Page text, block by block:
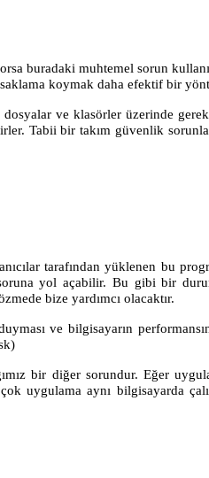
buradaki muhtemel sorun
koymak daha efektif bir
ve klasörler üzerinde
Tabii bir takım güvenlik
tarafından yüklenen bu
yol açabilir. Bu gibi bir
bize yardımcı olacaktır.
ve bilgisayarın
bir diğer sorundur. Eğer
aynı bilgisayarda